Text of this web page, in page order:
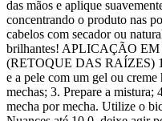
das mãos e aplique
concentrando o produto nas
cabelos com secador ou
brilhantes! APLICAÇÃO
(RETOQUE DAS RAÍZES)
e a pele com um gel ou
mechas; 3. Prepare a mistura;
mecha por mecha. Utilize o